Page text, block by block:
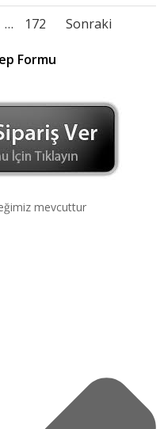
… Sayfa
172
Yazı
Sonraki
Formu
mevcuttur